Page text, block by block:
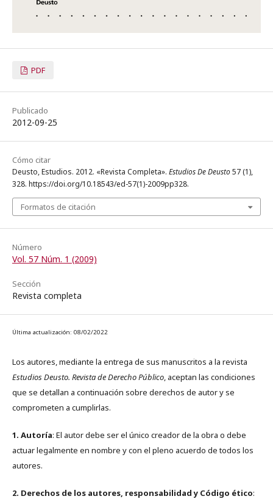
PDF
Publicado
2012-09-25
Cómo citar
Deusto, Estudios. 2012. «Revista Completa». Estudios De Deusto57 (1),
328. https://doi.org/10.18543/ed-57(1)-2009pp328.
Formatos de citación
Número
Vol. 57 Núm. 1 (2009)
Sección
Revista completa
Última actualización: 08/02/2022
Los autores, mediante la entrega de sus manuscritos a la revista
Estudios Deusto. Revista de Derecho Público, aceptan las condiciones
que se detallan a continuación sobre derechos de autor y se
comprometen a cumplirlas.
1. Autoría: El autor debe ser el único creador de la obra o debe
actuar legalmente en nombre y con el pleno acuerdo de todos los
autores.
2. Derechos de los autores, responsabilidad y Código ético: